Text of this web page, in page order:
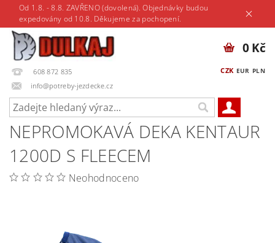
Od 1.8. - 8.8. ZAVŘENO (dovolená). Objednávky budou
expedovány od 10.8. Děkujeme za pochopení.
608 872 835
info@potreby-jezdecke.cz
CZK EUR PLN
0 Kč
NEPROMOKAVÁ DEKA KENTAUR
1200D S FLEECEM
Neohodnoceno